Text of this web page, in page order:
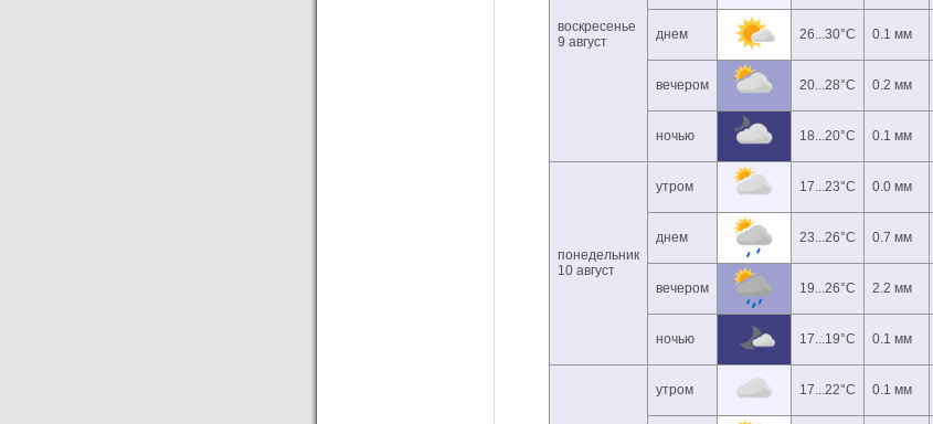
воскресенье
9 август
днем 26...30°C 0.1 мм
вечером 20...28°C 0.2 мм
ночью 18...20°C 0.1 мм
понедельник
10 август
утром 17...23°C 0.0 мм
днем 23...26°C 0.7 мм
вечером 19...26°C 2.2 мм
ночью 17...19°C 0.1 мм
утром 17...22°C 0.1 мм